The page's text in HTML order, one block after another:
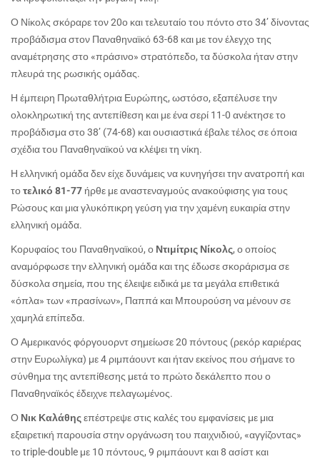
Ο Νίκολς σκόραρε τον 20ο και τελευταίο του πόντο στο 34’ δίνοντας
προβάδισμα στον Παναθηναϊκό 63-68 και με τον έλεγχο της
αναμέτρησης στο «πράσινο» στρατόπεδο, τα δύσκολα ήταν στην
πλευρά της ρωσικής ομάδας.
Η έμπειρη Πρωταθλήτρια Ευρώπης, ωστόσο, εξαπέλυσε την
ολοκληρωτική της αντεπίθεση και με ένα σερί 11-0 ανέκτησε το
προβάδισμα στο 38’ (74-68) και ουσιαστικά έβαλε τέλος σε όποια
σχέδια του Παναθηναϊκού να κλέψει τη νίκη.
Η ελληνική ομάδα δεν είχε δυνάμεις να κυνηγήσει την ανατροπή και
τοτελικό 81-77ήρθε με αναστεναγμούς ανακούφισης για τους
Ρώσους και μια γλυκόπικρη γεύση για την χαμένη ευκαιρία στην
ελληνική ομάδα.
Κορυφαίος του Παναθηναϊκού, ο Ντιμίτρις Νίκολς, ο οποίος
αναμόρφωσε την ελληνική ομάδα και της έδωσε σκοράρισμα σε
δύσκολα σημεία, που της έλειψε ειδικά με τα μεγάλα επιθετικά
«όπλα» των «πρασίνων», Παππά και Μπουρούση να μένουν σε
χαμηλά επίπεδα.
Ο Αμερικανός φόργουορντ σημείωσε 20 πόντους (ρεκόρ καριέρας
στην Ευρωλίγκα) με 4 ριμπάουντ και ήταν εκείνος που σήμανε το
σύνθημα της αντεπίθεσης μετά το πρώτο δεκάλεπτο που ο
Παναθηναϊκός έδειχνε πελαγωμένος.
Ο Νικ Καλάθηςεπέστρεψε στις καλές του εμφανίσεις με μια
εξαιρετική παρουσία στην οργάνωση του παιχνιδιού, «αγγίζοντας»
τοtriple-double με 10 πόντους, 9 ριμπάουντ και 8 ασίστ και